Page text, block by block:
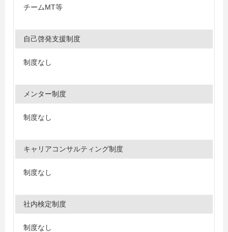
チームMT等
自己啓発支援制度
制度なし
メンター制度
制度なし
キャリアコンサルティング制度
制度なし
社内検定制度
制度なし